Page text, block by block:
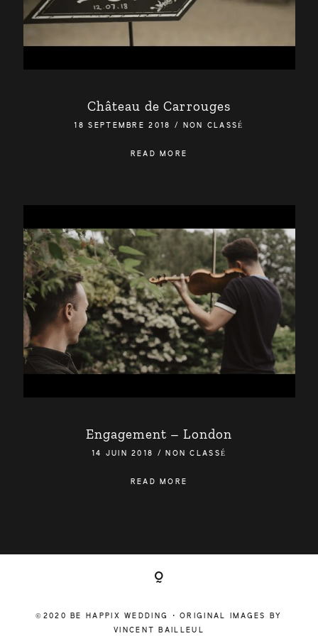
Château de Carrouges
18 SEPTEMBRE 2018 / NON CLASSÉ
READ MORE
Engagement – London
14 JUIN 2018 / NON CLASSÉ
READ MORE
BE HAPPIX WEDDING
VINCENT BAILLEUL
©2020 BE HAPPIX WEDDING • ORIGINAL IMAGES BY
VINCENT BAILLEUL